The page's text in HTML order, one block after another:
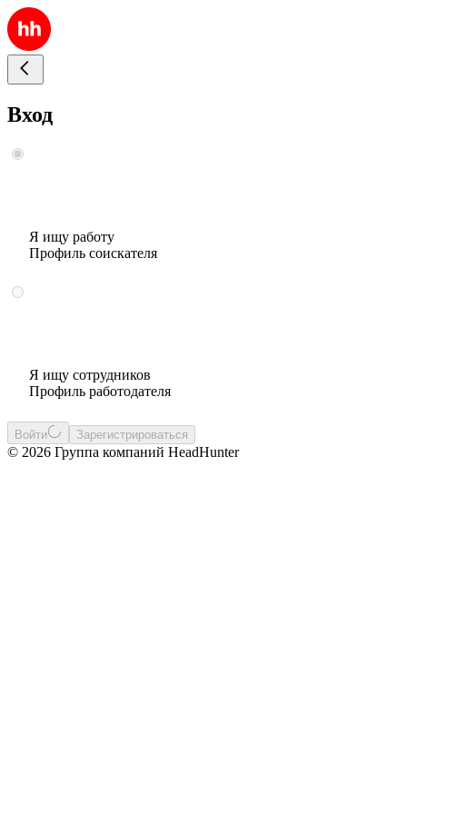
Вход
Я ищу работу
Профиль соискателя
Я ищу сотрудников
Профиль работодателя
Войти Зарегистрироваться
© 2026 Группа компаний HeadHunter